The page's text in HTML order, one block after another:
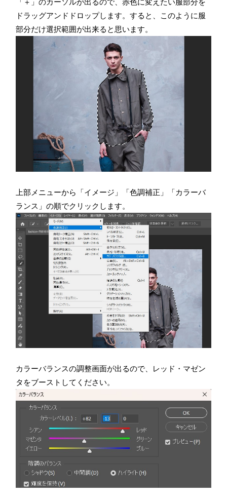
「＋」のカーソルが出るので、赤色に変えたい服部分を
ドラッグアンドドロップします。すると、このように服
部分だけ選択範囲が出来ると思います。
上部メニューから「イメージ」「色調補正」「カラーバ
ランス」の順でクリックします。
カラーバランスの調整画面が出るので、レッド・マゼン
タをブーストしてください。